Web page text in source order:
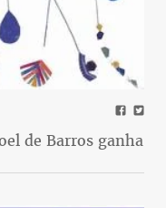
de Barros ganha